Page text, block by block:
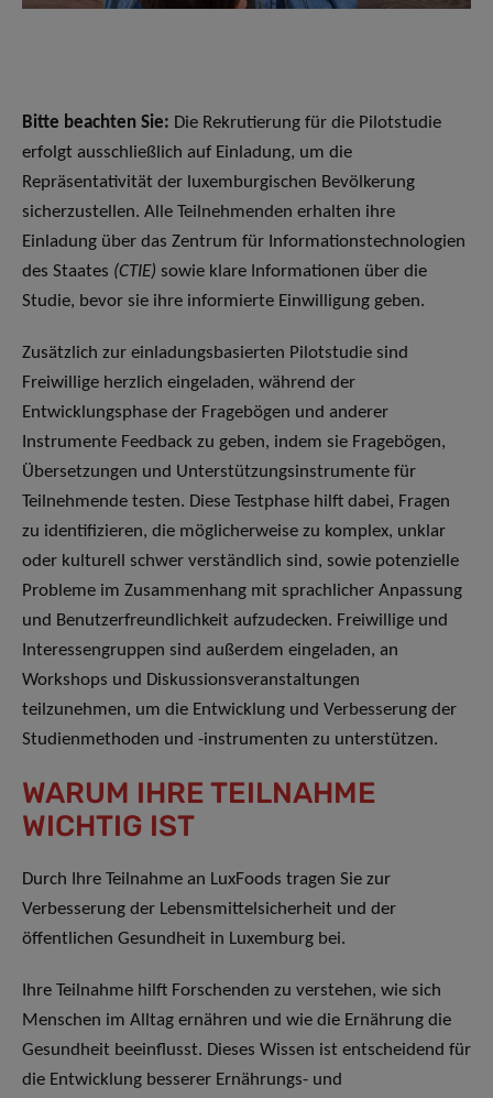
Bitte beachten Sie: Die Rekrutierung für die Pilotstudie
erfolgt ausschließlich auf Einladung, um die
Repräsentativität der luxemburgischen Bevölkerung
sicherzustellen. Alle Teilnehmenden erhalten ihre
Einladung über das Zentrum für Informationstechnologien
des Staates (CTIE) sowie klare Informationen über die
Studie, bevor sie ihre informierte Einwilligung geben.
Zusätzlich zur einladungsbasierten Pilotstudie sind
Freiwillige herzlich eingeladen, während der
Entwicklungsphase der Fragebögen und anderer
Instrumente Feedback zu geben, indem sie Fragebögen,
Übersetzungen und Unterstützungsinstrumente für
Teilnehmende testen. Diese Testphase hilft dabei, Fragen
zu identifizieren, die möglicherweise zu komplex, unklar
oder kulturell schwer verständlich sind, sowie potenzielle
Probleme im Zusammenhang mit sprachlicher Anpassung
und Benutzerfreundlichkeit aufzudecken. Freiwillige und
Interessengruppen sind außerdem eingeladen, an
Workshops und Diskussionsveranstaltungen
teilzunehmen, um die Entwicklung und Verbesserung der
Studienmethoden und -instrumenten zu unterstützen.
WARUM IHRE TEILNAHME
WICHTIG IST
Durch Ihre Teilnahme an LuxFoods tragen Sie zur
Verbesserung der Lebensmittelsicherheit und der
öffentlichen Gesundheit in Luxemburg bei.
Ihre Teilnahme hilft Forschenden zu verstehen, wie sich
Menschen im Alltag ernähren und wie die Ernährung die
Gesundheit beeinflusst. Dieses Wissen ist entscheidend für
die Entwicklung besserer Ernährungs- und